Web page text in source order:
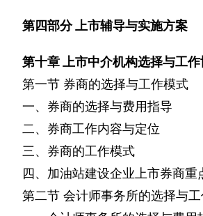
第四部分 上市辅导与实施方案
第十章
上市中介机构选择与工作
第一节 券商的选择与工作模式
一、券商的选择与费用指导
二、券商工作内容与定位
三、券商的工作模式
四、加油站建设企业上市券商重
第二节 会计师事务所的选择与